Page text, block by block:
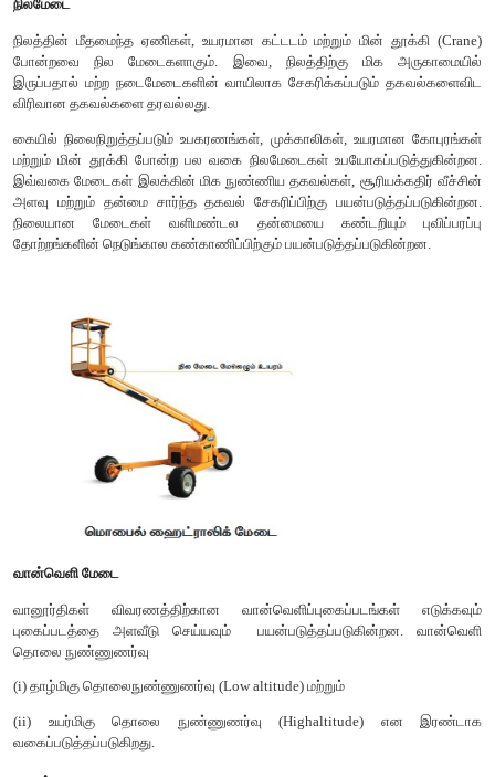
உயிர்ப்பற்ற தொலையுணர்வு போன்றது. செயற்கை
புகைப்படக் கருவி மூலம் படமெடுத்தல் உயிர்ப்புள்ள
என்றும் கூறலாம்.
உயிர்ப்புள்ள தொலைநுண்ணுணர்வு சுயசக்தியின்
ஒளியூட்டப்பட்டு பிரதிபலிக்கும் சக்தியை பதிவு
தொலையுணர்வு இயங்கும் மின்காந்த நிறமாலை பகுதியின்
வகைப்பாட்டின்படி, நுண்ணலை மின்காந்த நிறமாலை மூலம்
உயிர்ப்புள்ள தொலைநுண்ணுணர்வு என்றும், அகச்சிவப்பு
கதிர்வீச்சு மூலம் செயல்படுவது உயிர்ப்பற்ற தொலையுணர்வு
ஒளிரும் உணர்வி மற்றும் செயற்கை துவார ரேடார் (Synthetic
போன்றவை உயிர்ப்புள்ள உணர்விகளுக்கு உதாரணங்களாகும்.
சூரிய சக்தியின் மூலமே இயங்குவதால் இவை பகல்
தகவல்களை சேகரிக்கின்றது. லேசர் பீம் தொலைநுண்ணுணர்வு
உயிர்ப்பு உணர்வியாகும். இவை ஒரு குறிப்பிட்ட
கதிர்வீச்சை புவிக்கு அனுப்பி அவற்றால் பிரதிபலிக்கப்படும்
செய்வதுடன் கதிர் வீச்சு புவிக்குச் சென்று திரும்பி